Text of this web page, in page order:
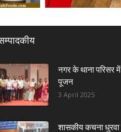
नगर के थाना परिसर
पूजन
3 April 2025
शासकीय कचना धुरवा